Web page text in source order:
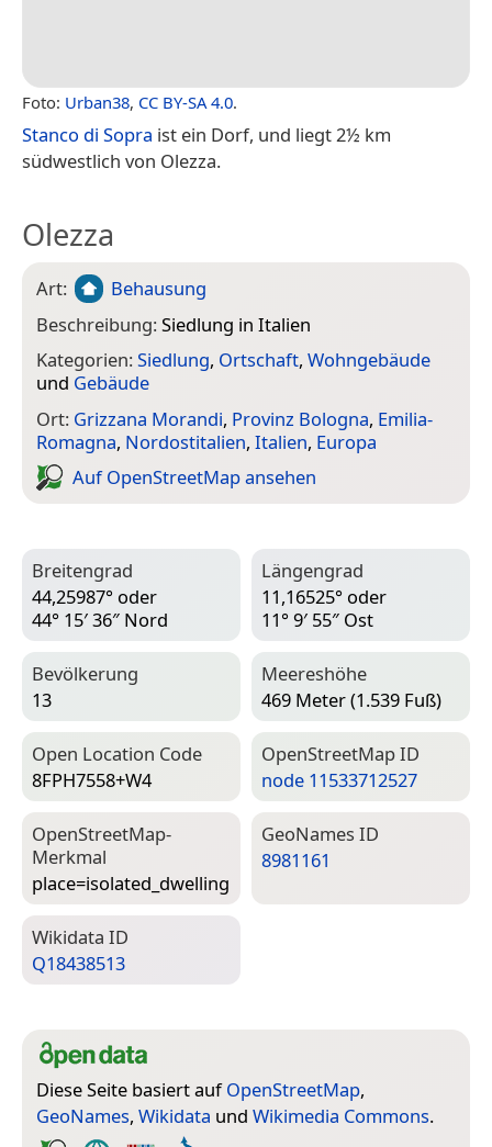
Foto: Urban38, CC BY-SA 4.0.
Stanco di Sopra ist ein Dorf, und liegt 2½ km
südwestlich von Olezza.
Olezza
Art:
Behausung
Beschreibung:Siedlung in Italien
Kategorien:Siedlung, Ortschaft, Wohngebäude
und Gebäude
Ort: Grizzana Morandi, Provinz Bologna, Emilia-
Romagna, Nordostitalien, Italien, Europa
Auf Open­Street­Map ansehen
Breitengrad
44,25987° oder
44° 15′ 36″ Nord
Längengrad
11,16525° oder
11° 9′ 55″ Ost
Bevölkerung
13
Meereshöhe
469 Meter (1.539 Fuß)
Open Location Code
8FPH7558+W4
Open­Street­Map ID
node 11533712527
Open­Street­Map-
Merkmal
place=­isolated_dwelling
Geo­Names ID
8981161
Wiki­data ID
Q18438513
Diese Seite basiert aufOpenStreetMap,
GeoNames, Wikidata und Wikimedia Commons.